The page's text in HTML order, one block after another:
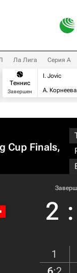
Ла Лига Серия А
Теннис
Завершен
I. Jovic
А. Корнеева
Cup Finals,
2 :
1